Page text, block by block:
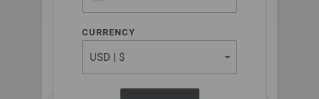
of America
CURRENCY